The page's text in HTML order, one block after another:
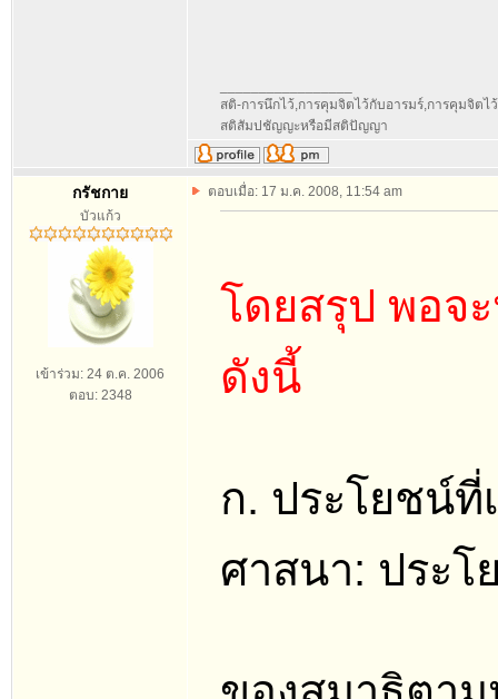
สติ-การนึกไว้,การคุมจิตไว้กับอารมร์,การคุมจิต
สติสัมปชัญญะหรือมีสติปัญญา
กรัชกาย
บัวแก้ว
เข้าร่วม: 24 ต.ค. 2006
ตอบ: 2348
ตอบเมื่อ: 17 ม.ค. 2008, 11:54 am
โดยสรุป พอจ
ดังนี้
ก. ประโยชน์
ศาสนา: ประ